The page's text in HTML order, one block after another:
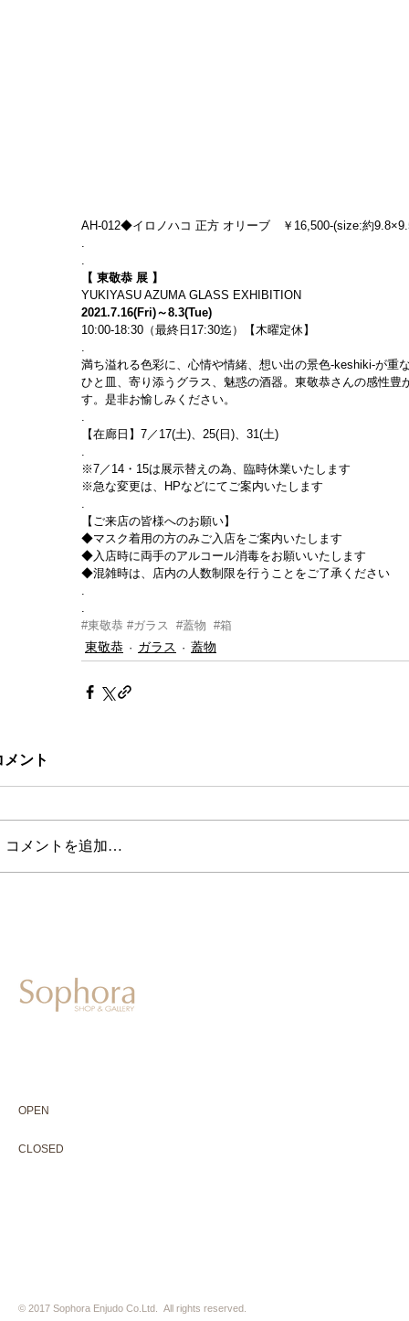
AH-012◆イロノハコ 正方 オリーブ　￥16,500-(size:約
.
.
【 東敬恭 展 】
YUKIYASU AZUMA GLASS EXHIBITION
2021.7.16(Fri)～8.3(Tue)
10:00-18:30（最終日17:30迄）【木曜定休】
.
満ち溢れる色彩に、心情や情緒、想い出の景色-keshiki-が重
ひと皿、寄り添うグラス、魅惑の酒器。東敬恭さんの感性
す。是非お愉しみください。
.
【在廊日】7／17(土)、25(日)、31(土)
.
※7／14・15は展示替えの為、臨時休業いたします
※急な変更は、HPなどにてご案内いたします
.
【ご来店の皆様へのお願い】
◆マスク着用の方のみご入店をご案内いたします
◆入店時に両手のアルコール消毒をお願いいたします
◆混雑時は、店内の人数制限を行うことをご了承ください
.
.
#東敬恭 #ガラス #蓋物 #箱
東敬恭 ガラス 蓋物
メント
コメントを追加…
OPEN
CLOSED
© 2017 Sophora Enjudo Co.Ltd. All rights reserved.